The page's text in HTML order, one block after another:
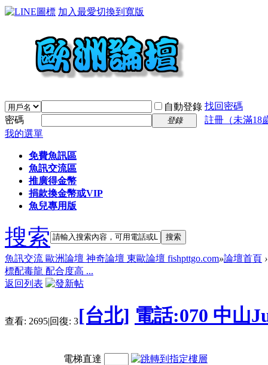
加入最愛切換到寬版
自動登錄 找回密碼
密碼
登錄
註冊（未滿18
我的選單
免費魚訊區
魚訊交流區
推廣得金幣
捐款換金幣或VIP
魚兒專用版
搜索 搜索
魚訊交流 歐洲論壇 神奇論壇 東歐論壇 fishpttgo.com»論壇首頁 ›
標配毒龍 配合度高 ...
返回列表
查看: 2695|回復: 3[台北] 電話:070 中山
電梯直達